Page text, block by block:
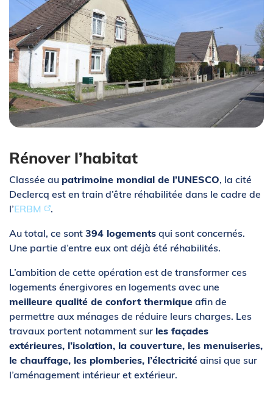
Rénover l’habitat
Classée au patrimoine mondial de l’UNESCO, la cité
Declercq est en train d’être réhabilitée dans le cadre de
l’ERBM
.
Au total, ce sont 394 logements qui sont concernés.
Une partie d’entre eux ont déjà été réhabilités.
L’ambition de cette opération est de transformer ces
logements énergivores en logements avec une
meilleure qualité de confort thermique afin de
permettre aux ménages de réduire leurs charges. Les
travaux portent notamment sur les façades
extérieures, l’isolation, la couverture, les menuiseries,
le chauffage, les plomberies, l’électricité ainsi que sur
l’aménagement intérieur et extérieur.